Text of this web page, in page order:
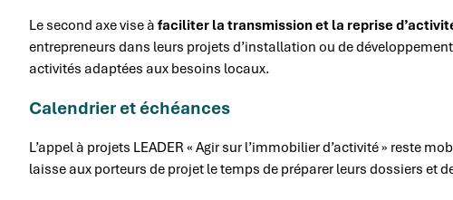
Le second axe vise à faciliter la transmission et la reprise
entrepreneurs dans leurs projets d’installation ou de
activités adaptées aux besoins locaux.
Calendrier et échéances
L’appel à projets LEADER « Agir sur l’immobilier d’activité » reste
laisse aux porteurs de projet le temps de préparer leurs dossiers et